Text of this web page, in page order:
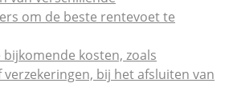
om de beste rentevoet te
kosten, zoals
bij het afsluiten van